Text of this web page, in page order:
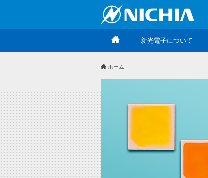
新光電子について
ホーム